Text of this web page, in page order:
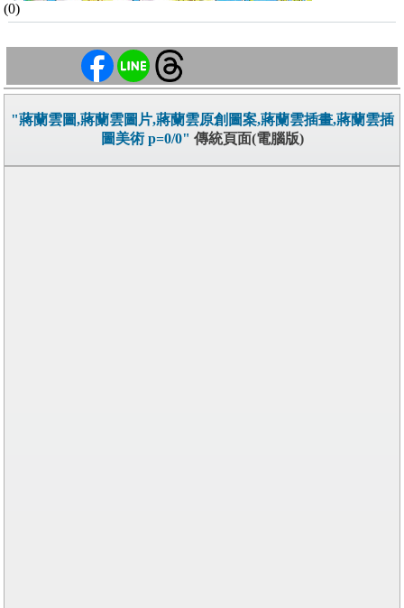
(0)
"蔣蘭雲圖,蔣蘭雲圖片,蔣蘭雲原創圖案,蔣蘭雲插畫,蔣蘭雲插
圖美術 p=0/0" 傳統頁面(電腦版)